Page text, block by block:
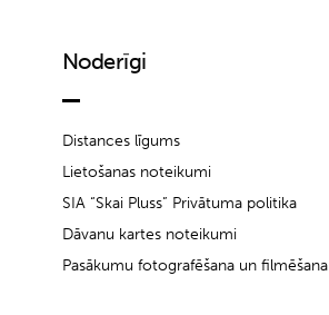
Noderīgi
Distances līgums
Lietošanas noteikumi
SIA “Skai Pluss” Privātuma politika
Dāvanu kartes noteikumi
Pasākumu fotografēšana un filmēšana